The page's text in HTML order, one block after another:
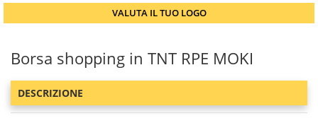
VALUTA IL TUO LOGO
Borsa shopping in TNT RPE MOKI
DESCRIZIONE